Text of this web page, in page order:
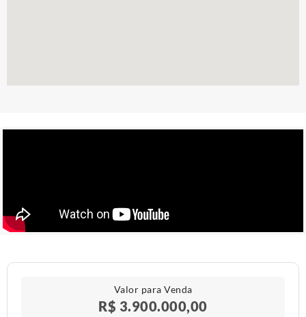
Valor para Venda
R$ 3.900.000,00